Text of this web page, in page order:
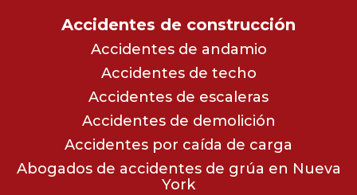
Accidentes de construcción
Accidentes de andamio
Accidentes de techo
Accidentes de escaleras
Accidentes de demolición
Accidentes por caída de carga
Abogados de accidentes de grúa en Nueva
York